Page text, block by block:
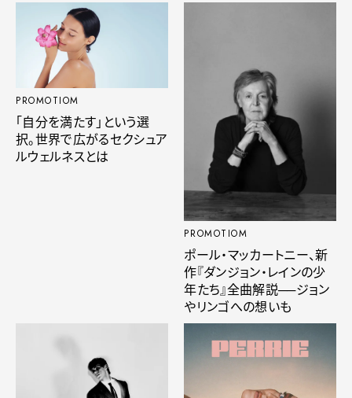
PROMOTIOM
「自分を満たす」という選
択。世界で広がるセクシュア
ルウェルネスとは
PROMOTIOM
ポール・マッカートニー、新
作『ダンジョン・レインの少
年たち』全曲解説──ジョン
やリンゴへの想いも